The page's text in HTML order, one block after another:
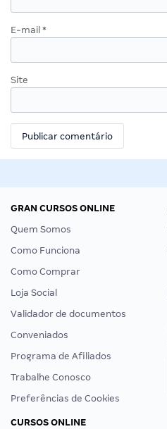
E-mail *
Site
GRAN CURSOS ONLINE
Quem Somos
Como Funciona
Como Comprar
Loja Social
Validador de documentos
Conveniados
Programa de Afiliados
Trabalhe Conosco
Preferências de Cookies
CURSOS ONLINE